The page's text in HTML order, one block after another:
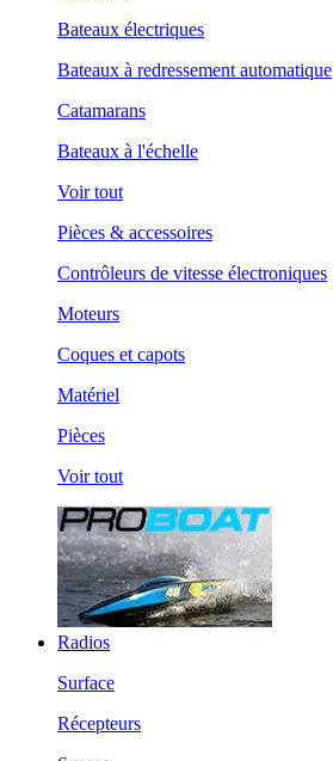
Bateaux électriques
Bateaux à redressement automatique
Catamarans
Bateaux à l'échelle
Voir tout
Pièces & accessoires
Contrôleurs de vitesse électroniques
Moteurs
Coques et capots
Matériel
Pièces
Voir tout
Radios
Surface
Récepteurs